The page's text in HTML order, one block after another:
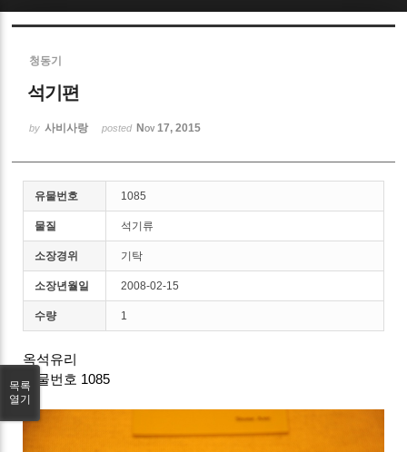
청동기
석기편
by 사비사랑 posted Nov 17, 2015
유물번호 1085
물질 석기류
소장경위 기탁
소장년월일 2008-02-15
수량 1
옥석유리
유물번호 1085
목록
열기
Sketchbook5, 스케치북5
Sketchbook5, 스케치북5